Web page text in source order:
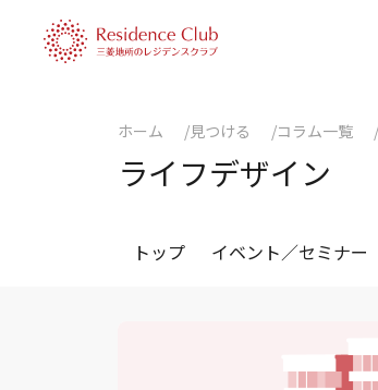
ホーム 見つける コラム一覧
ライフデザイン
トップ イベント／セミナー